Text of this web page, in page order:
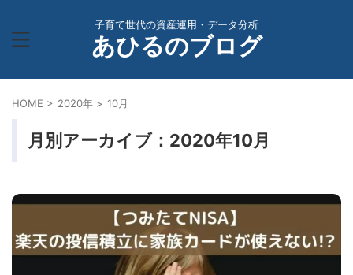
子育て世代の資産運用・データ分析
あひるのブログ
HOME > 2020年 > 10月
月別アーカイブ：2020年10月